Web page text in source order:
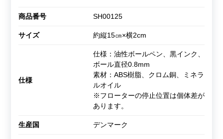
商品番号 SH00125
サイズ 約縦15㎝×横2cm
仕様
仕様：油性ボールペン、黒インク、
ボール直径0.8mm
素材：ABS樹脂、クロム銅、ミネラ
ルオイル
※フローターの停止位置は個体差が
あります。
生産国 デンマーク